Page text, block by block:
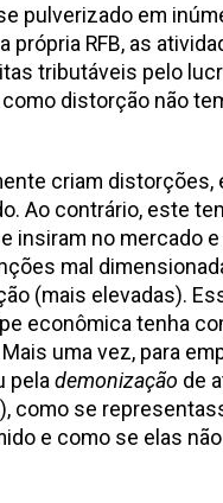
pulverizado em
própria RFB, as
tributáveis pelo
distorção não
criam distorções,
Ao contrário, este
insiram no mercado e
mal
(mais elevadas).
econômica tenha
uma vez, para
pela demonização de
como se
e como se elas